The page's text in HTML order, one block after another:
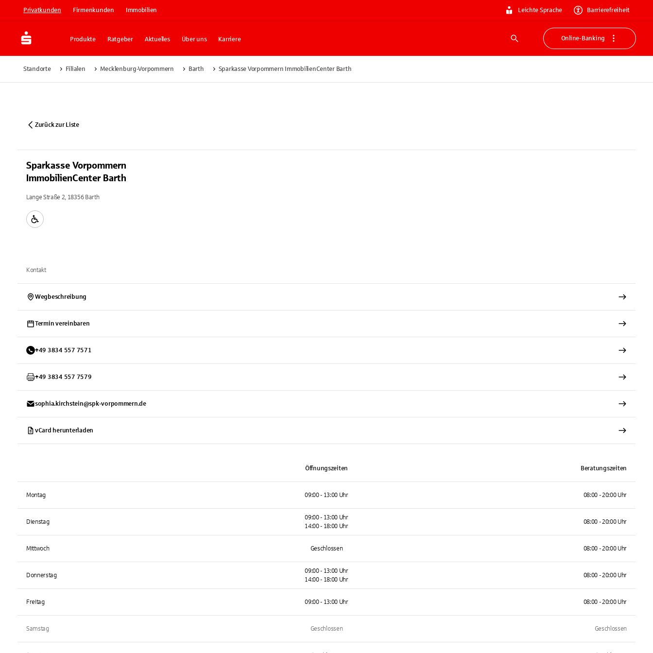
Privatkunden Firmenkunden Immobilien Leichte Sprache Barrierefreiheit
Produkte Ratgeber Aktuelles Über uns Karriere
Suche
Online-Banking
Standorte Filialen Mecklenburg-Vorpommern Barth Sparkasse Vorpommern ImmobilienCenter Barth
Zurück zur Liste
Sparkasse Vorpommern
ImmobilienCenter Barth
Lange Straße 2, 18356 Barth
Kontakt
Wegbeschreibung
Termin vereinbaren
+49 3834 557 7571
+49 3834 557 7579
sophia.kirchstein@spk-vorpommern.de
vCard herunterladen
Öffnungszeiten Beratungszeiten
Montag 09:00 - 13:00 Uhr 08:00 - 20:00 Uhr
Dienstag
09:00 - 13:00 Uhr
14:00 - 18:00 Uhr
08:00 - 20:00 Uhr
Mittwoch Geschlossen 08:00 - 20:00 Uhr
Donnerstag
09:00 - 13:00 Uhr
14:00 - 18:00 Uhr
08:00 - 20:00 Uhr
Freitag 09:00 - 13:00 Uhr 08:00 - 20:00 Uhr
Samstag Geschlossen Geschlossen